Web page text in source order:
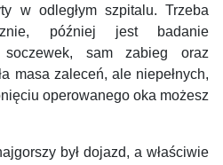
w odległym szpitalu. Trzeba
później jest badanie
soczewek, sam zabieg oraz
masa zaleceń, ale niepełnych,
operowanego oka możesz
był dojazd, a właściwie